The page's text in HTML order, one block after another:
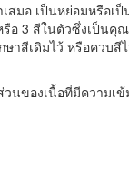
อ เป็นหย่อมหรือเป็
3 สีในตัวซึ่งเป็นคุณ
สีเดิมไว้ หรือควบ
นของเนื้อที่มีความเ